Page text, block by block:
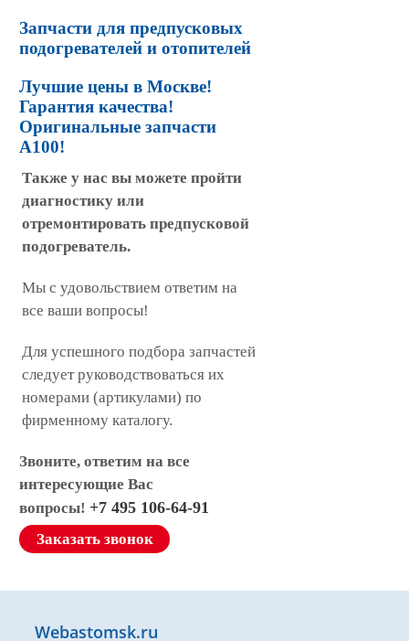
Запчасти для предпусковых
подогревателей и отопителей
Лучшие цены в Москве!
Гарантия качества!
Оригинальные запчасти
A100!
Также у нас вы можете пройти
диагностику или
отремонтировать предпусковой
подогреватель.
Мы с удовольствием ответим на
все ваши вопросы!
Для успешного подбора запчастей
следует руководствоваться их
номерами (артикулами) по
фирменному каталогу.
Звоните, ответим на все
интересующие Вас
вопросы! +7 495 106-64-91
Заказать звонок
Webastomsk.ru